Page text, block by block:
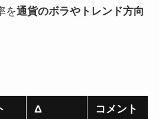
を通貨のボラやトレンド方向
Δ コメント